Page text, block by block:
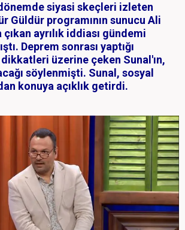
siyasi skeçleri izleten
Güldür programının sunucu Ali
ayrılık iddiası gündemi
Deprem sonrası yaptığı
dikkatleri üzerine çeken Sunal'ın,
söylenmişti. Sunal, sosyal
konuya açıklık getirdi.